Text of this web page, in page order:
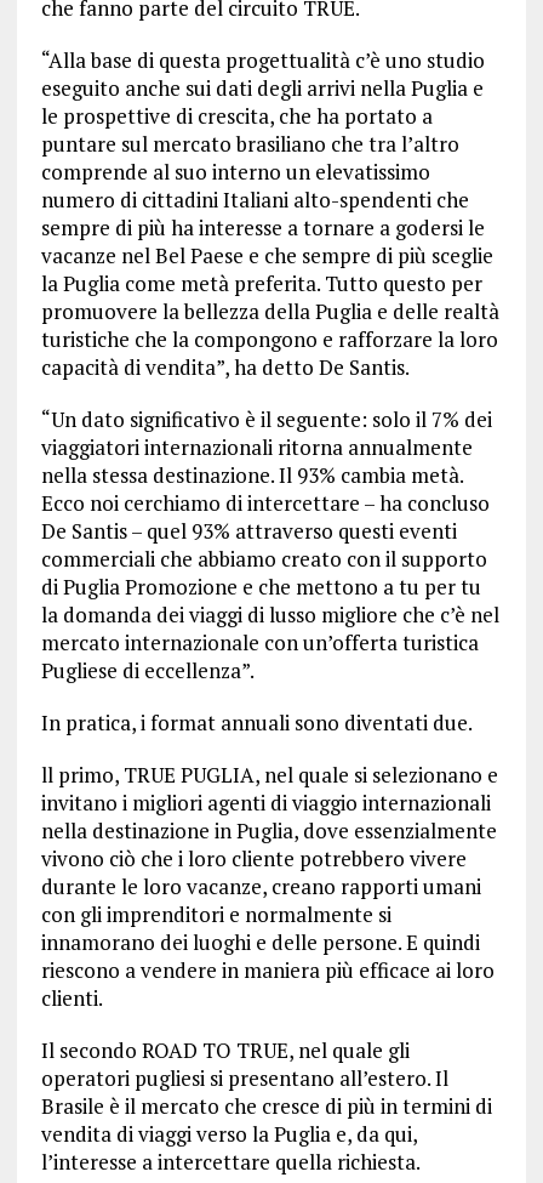
che fanno parte del circuito TRUE.
“Alla base di questa progettualità c’è uno studio
eseguito anche sui dati degli arrivi nella Puglia e
le prospettive di crescita, che ha portato a
puntare sul mercato brasiliano che tra l’altro
comprende al suo interno un elevatissimo
numero di cittadini Italiani alto-spendenti che
sempre di più ha interesse a tornare a godersi le
vacanze nel Bel Paese e che sempre di più sceglie
la Puglia come metà preferita. Tutto questo per
promuovere la bellezza della Puglia e delle realtà
turistiche che la compongono e rafforzare la loro
capacità di vendita”, ha detto De Santis.
“Un dato significativo è il seguente: solo il 7% dei
viaggiatori internazionali ritorna annualmente
nella stessa destinazione. Il 93% cambia metà.
Ecco noi cerchiamo di intercettare – ha concluso
De Santis – quel 93% attraverso questi eventi
commerciali che abbiamo creato con il supporto
di Puglia Promozione e che mettono a tu per tu
la domanda dei viaggi di lusso migliore che c’è nel
mercato internazionale con un’offerta turistica
Pugliese di eccellenza”.
In pratica, i format annuali sono diventati due.
ll primo, TRUE PUGLIA, nel quale si selezionano e
invitano i migliori agenti di viaggio internazionali
nella destinazione in Puglia, dove essenzialmente
vivono ciò che i loro cliente potrebbero vivere
durante le loro vacanze, creano rapporti umani
con gli imprenditori e normalmente si
innamorano dei luoghi e delle persone. E quindi
riescono a vendere in maniera più efficace ai loro
clienti.
Il secondo ROAD TO TRUE, nel quale gli
operatori pugliesi si presentano all’estero. Il
Brasile è il mercato che cresce di più in termini di
vendita di viaggi verso la Puglia e, da qui,
l’interesse a intercettare quella richiesta.